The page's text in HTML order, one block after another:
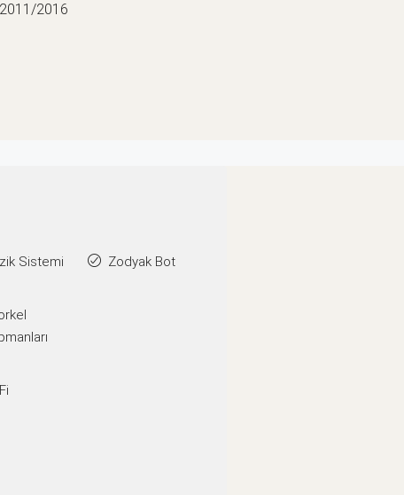
2011/2016
Sistemi Zodyak Bot